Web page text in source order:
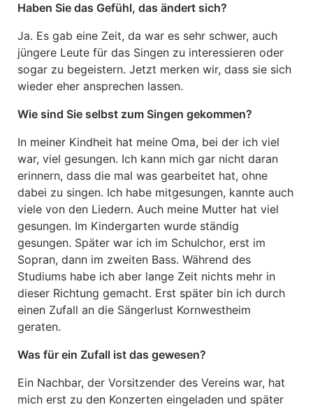
Haben Sie das Gefühl, das ändert sich?
Ja. Es gab eine Zeit, da war es sehr schwer, auch
jüngere Leute für das Singen zu interessieren oder
sogar zu begeistern. Jetzt merken wir, dass sie sich
wieder eher ansprechen lassen.
Wie sind Sie selbst zum Singen gekommen?
In meiner Kindheit hat meine Oma, bei der ich viel
war, viel gesungen. Ich kann mich gar nicht daran
erinnern, dass die mal was gearbeitet hat, ohne
dabei zu singen. Ich habe mitgesungen, kannte auch
viele von den Liedern. Auch meine Mutter hat viel
gesungen. Im Kindergarten wurde ständig
gesungen. Später war ich im Schulchor, erst im
Sopran, dann im zweiten Bass. Während des
Studiums habe ich aber lange Zeit nichts mehr in
dieser Richtung gemacht. Erst später bin ich durch
einen Zufall an die Sängerlust Kornwestheim
geraten.
Was für ein Zufall ist das gewesen?
Ein Nachbar, der Vorsitzender des Vereins war, hat
mich erst zu den Konzerten eingeladen und später